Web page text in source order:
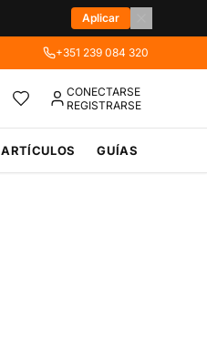
Aplicar
+351 239 084 320
CONECTARSE
REGISTRARSE
ARTÍCULOS GUÍAS